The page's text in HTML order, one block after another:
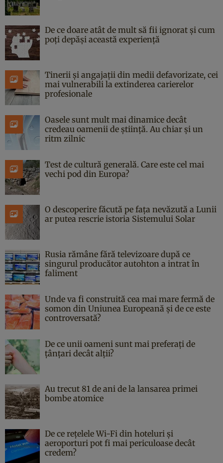
De ce doare atât de mult să fii ignorat și cum
poți depăși această experiență
Tinerii și angajații din medii defavorizate, cei
mai vulnerabili la extinderea carierelor
profesionale
Oasele sunt mult mai dinamice decât
credeau oamenii de știință. Au chiar și un
ritm zilnic
Test de cultură generală. Care este cel mai
vechi pod din Europa?
O descoperire făcută pe fața nevăzută a Lunii
ar putea rescrie istoria Sistemului Solar
Rusia rămâne fără televizoare după ce
singurul producător autohton a intrat în
faliment
Unde va fi construită cea mai mare fermă de
somon din Uniunea Europeană și de ce este
controversată?
De ce unii oameni sunt mai preferați de
țânțari decât alții?
Au trecut 81 de ani de la lansarea primei
bombe atomice
De ce rețelele Wi-Fi din hoteluri și
aeroporturi pot fi mai periculoase decât
credem?